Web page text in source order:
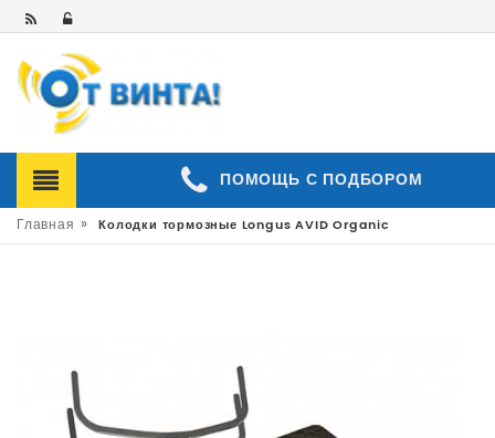
ПОМОЩЬ С ПОДБОРОМ
Главная » Колодки тормозные Longus AVID Organic